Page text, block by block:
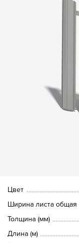
Цвет
Ширина листа общая
Толщина (мм)
Длина (м)